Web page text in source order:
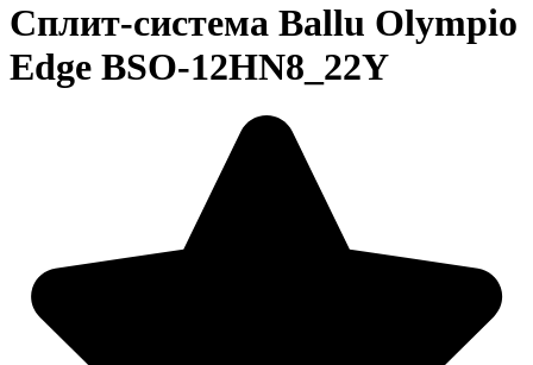
Сплит-система Ballu Olympio
Edge BSO-12HN8_22Y